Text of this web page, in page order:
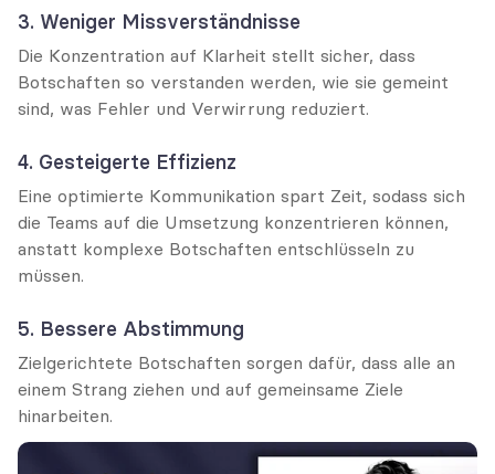
3. Weniger Missverständnisse
Die Konzentration auf Klarheit stellt sicher, dass
Botschaften so verstanden werden, wie sie gemeint
sind, was Fehler und Verwirrung reduziert.
4. Gesteigerte Effizienz
Eine optimierte Kommunikation spart Zeit, sodass sich
die Teams auf die Umsetzung konzentrieren können,
anstatt komplexe Botschaften entschlüsseln zu
müssen.
5. Bessere Abstimmung
Zielgerichtete Botschaften sorgen dafür, dass alle an
einem Strang ziehen und auf gemeinsame Ziele
hinarbeiten.